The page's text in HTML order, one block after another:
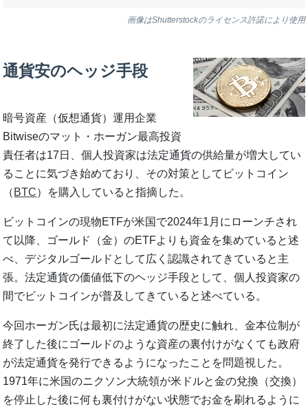
画像はShutterstockのライセンス許諾により使用
通貨安のヘッジ手段
暗号資産（仮想通貨）運用企業
Bitwiseのマット・ホーガン最高投資
責任者は17日、個人投資家は法定通貨の供給量が増大してい
ることに気づき始めており、その対策としてビットコイン
（ BTC）を購入していると指摘した。
ビットコインの現物ETFが米国で2024年1月にローンチされ
て以降、ゴールド（金）のETFよりも資金を集めていると述
べ、デジタルゴールドとして広く認識されてきていると主
張。法定通貨の価値低下のヘッジ手段として、個人投資家の
間でビットコインが普及してきていると述べている。
今回ホーガン氏は最初に法定通貨の歴史に触れ、金本位制が
終了した後にゴールドのような資産の裏付けがなくても政府
が法定通貨を発行できるようになったことを問題視した。
1971年に米国のニクソン大統領が米ドルと金の兌換（交換）
を停止した後に何も裏付けがない状態でお金を刷れるように